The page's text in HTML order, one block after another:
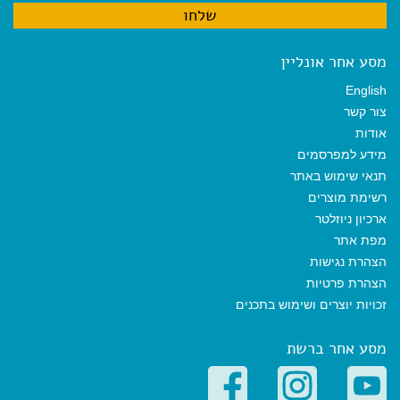
מסע אחר אונליין
English
צור קשר
אודות
מידע למפרסמים
תנאי שימוש באתר
רשימת מוצרים
ארכיון ניוזלטר
מפת אתר
הצהרת נגישות
הצהרת פרטיות
זכויות יוצרים ושימוש בתכנים
מסע אחר ברשת